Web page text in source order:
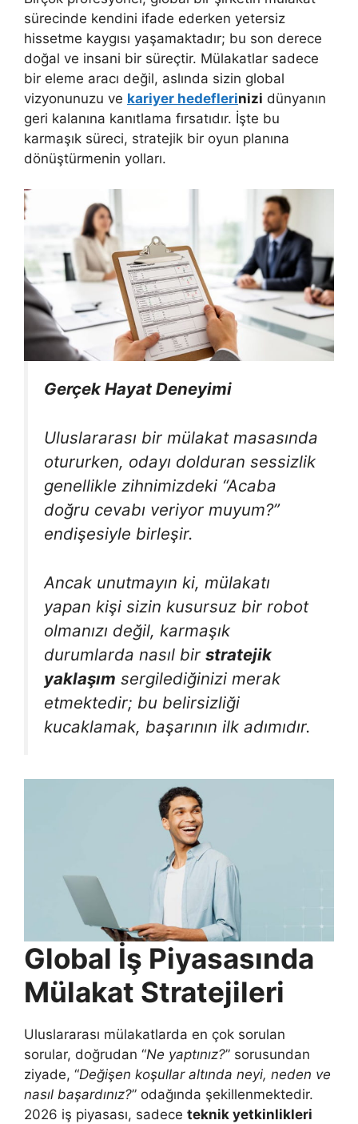
sürecinde kendini ifade ederken yetersiz
hissetme kaygısı yaşamaktadır; bu son derece
doğal ve insani bir süreçtir. Mülakatlar sadece
bir eleme aracı değil, aslında sizin global
vizyonunuzu ve kariyer hedeflerinizi dünyanın
geri kalanına kanıtlama fırsatıdır. İşte bu
karmaşık süreci, stratejik bir oyun planına
dönüştürmenin yolları.
Gerçek Hayat Deneyimi
Uluslararası bir mülakat masasında
otururken, odayı dolduran sessizlik
genellikle zihnimizdeki “Acaba
doğru cevabı veriyor muyum?”
endişesiyle birleşir.
Ancak unutmayın ki, mülakatı
yapan kişi sizin kusursuz bir robot
olmanızı değil, karmaşık
durumlarda nasıl bir stratejik
yaklaşım sergilediğinizi merak
etmektedir; bu belirsizliği
kucaklamak, başarının ilk adımıdır.
Global İş Piyasasında
Mülakat Stratejileri
Uluslararası mülakatlarda en çok sorulan
sorular, doğrudan “Ne yaptınız?” sorusundan
ziyade, “Değişen koşullar altında neyi, neden ve
nasıl başardınız?” odağında şekillenmektedir.
2026 iş piyasası, sadece teknik yetkinlikleri